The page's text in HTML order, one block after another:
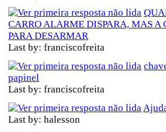
CARRO ALARME DISPARA, MAS A
PARA DESARMAR
Last by: franciscofreita
papinel
Last by: franciscofreita
Last by: halesson